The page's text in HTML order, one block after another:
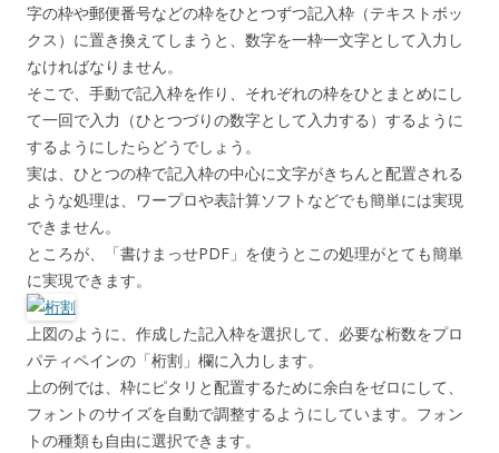
字の枠や郵便番号などの枠をひとつずつ記入枠（テキストボッ
クス）に置き換えてしまうと、数字を一枠一文字として入力し
なければなりません。
そこで、手動で記入枠を作り、それぞれの枠をひとまとめにし
て一回で入力（ひとつづりの数字として入力する）するように
するようにしたらどうでしょう。
実は、ひとつの枠で記入枠の中心に文字がきちんと配置される
ような処理は、ワープロや表計算ソフトなどでも簡単には実現
できません。
ところが、「書けまっせPDF」を使うとこの処理がとても簡単
に実現できます。
上図のように、作成した記入枠を選択して、必要な桁数をプロ
パティペインの「桁割」欄に入力します。
上の例では、枠にピタリと配置するために余白をゼロにして、
フォントのサイズを自動で調整するようにしています。フォン
トの種類も自由に選択できます。